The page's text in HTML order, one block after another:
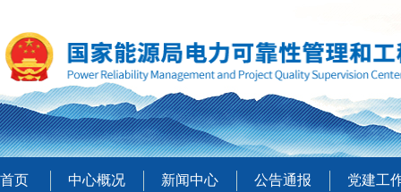
首页 中心概况 新闻中心 公告通报 党建工